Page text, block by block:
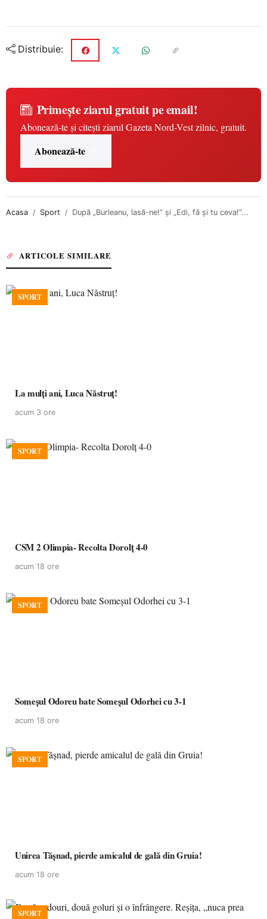
Distribuie:
Primește ziarul gratuit pe email!
Abonează-te și citești ziarul Gazeta Nord-Vest zilnic, gratuit.
Abonează-te
Acasa Sport După „Burleanu, lasă-ne!” și „Edi, fă și tu ceva!”...
ARTICOLE SIMILARE
SPORT
La mulţi ani, Luca Năstruţ!
acum 3 ore
SPORT
CSM 2 Olimpia- Recolta Dorolț 4-0
acum 18 ore
SPORT
Someșul Odoreu bate Someșul Odorhei cu 3-1
acum 18 ore
SPORT
Unirea Tășnad, pierde amicalul de gală din Gruia!
acum 18 ore
SPORT